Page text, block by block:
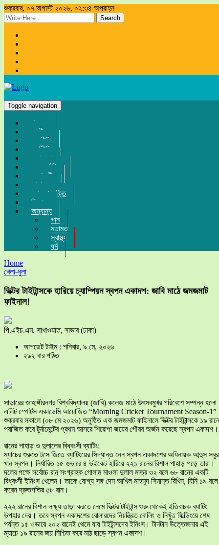
শুক্রবার, ০৭ অগাস্ট ২০২৬, ০২:৩৪ অপরাহ্ন
Search
Toggle navigation
প্রচ্ছদ
জাতীয়
রাজনীতি
অর্থনীতি
সারা দেশ
আন্তর্জাতিক
সম্পাদকীয়
খেলা-ধুলা
তথ্য-প্রযুক্তি
বিনোদন
অন্যান্য
গান
মতামত
স্বাস্থ্য
ধর্ম
Home
খেলা-ধুলা
ভিক্টর টাইটান্সকে হারিয়ে চ্যাম্পিয়ন স্বপন একাদশ: জাবি মাঠে জমজমাট
ফাইনাল!
পি.এইচ.এম. সাখাওয়াত, সাভার (ঢাকা)
আপডেট টাইম : শনিবার, ৯ মে, ২০২৬
২৯২ বার পঠিত
​সাভারের জাহাঙ্গীরনগর বিশ্ববিদ্যালয় (জাবি) কলেজ মাঠে উৎসবমুখর পরিবেশে সম্পন্ন হলো
এলিট স্পোর্টস একাডেমি আয়োজিত “Morning Cricket Tournament Season-
শুক্রবার সকালে (০৮ মে ২০২৬) অনুষ্ঠিত এক জমজমাট ফাইনালে ভিক্টর টাইটান্সকে ১৯ রানে
পরাজিত করে টুর্নামেন্টের প্রথম আসরে শিরোপা জয়ের গৌরব অর্জন করেছে স্বপন একাদশ।
​রানের পাহাড় ও দুলালের বিধ্বংসী ব্যাটিং:
​ম্যাচের শুরুতে টসে জিতে ব্যাটিংয়ের সিদ্ধান্ত নেন স্বপন একাদশের অধিনায়ক আব্দুস সবুর
খান স্বপন। নির্ধারিত ১৫ ওভারে ৪ উইকেট হারিয়ে ২২১ রানের বিশাল পাহাড় গড়ে তারা।
দলের পক্ষে সর্বোচ্চ রান সংগ্রাহক গোলাম মাওলা দুলাল মাত্র ৩২ বলে ৬৮ রানের একটি
বিধ্বংসী ইনিংস খেলেন। তাকে যোগ্য সঙ্গ দেন আখিল মাহমুদ সিমান্ত রিখিন, যিনি ১৯ বলে
করেন দ্রুতগতির ৫৮ রান।
​২২২ রানের বিশাল লক্ষ্য তাড়া করতে নেমে ভিক্টর টাইটান্স শুরু থেকেই ইতিবাচক ব্যাটিং
উপহার দেয়। তবে স্বপন একাদশের বোলারদের নিয়ন্ত্রিত বোলিং ও নিখুঁত ফিল্ডিংয়ে শেষ
পর্যন্ত ১৫ ওভারে ২০২ রানেই থেমে যায় টাইটান্সদের ইনিংস। টানটান উত্তেজনার এই
ম্যাচে ১৯ রানের জয় নিশ্চিত করে মাঠ ছাড়ে স্বপন একাদশ।